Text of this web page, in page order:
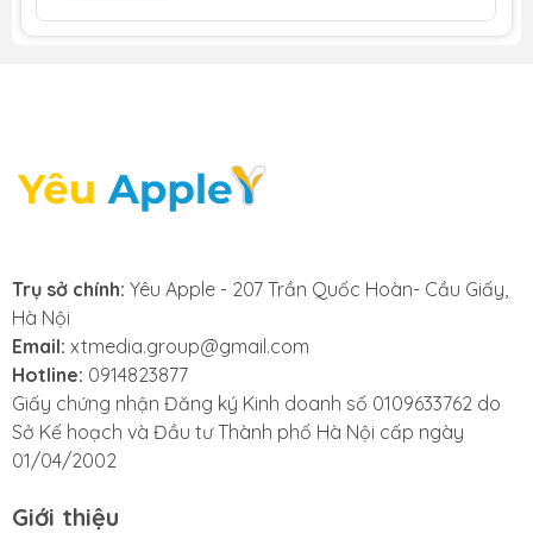
vẽ chính xác hơn, phù hợp với dân sáng tạo nội
dung.
Thiết kế mỏng nhẹ, thời trang
sắc mới, mang đến sự trẻ trung và hiện đại.
Dưới đây là bảng giá tham khảo mới nhất từ Xoăn
Store
Phiên bản
Bộ
nhớ
Wi-Fi 5G
iPad Air M3
Trụ sở chính: Yêu Apple - 207 Trần Quốc Hoàn- Cầu Giấy,
Hà Nội
Email: xtmedia.group@gmail.com
Hotline: 0914823877
Giấy chứng nhận Đăng ký Kinh doanh số 0109633762 do
Sở Kế hoạch và Đầu tư Thành phố Hà Nội cấp ngày
01/04/2002
Giới thiệu